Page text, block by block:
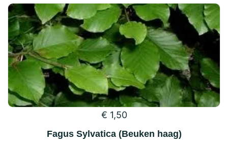
variaties.
Deze
optie
kan
gekozen
worden
op
productpagina
€ 1,50
Fagus Sylvatica (Beuken haag)